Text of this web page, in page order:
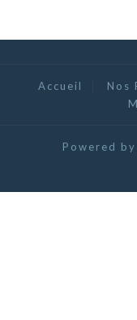
Accueil Nos
Powered